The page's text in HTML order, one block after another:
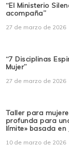
“El Ministerio
acompaña”
27 de marzo de 2026
“7 Disciplinas
Mujer”
27 de marzo de 2026
Taller para
profunda para
límite» basada en
10 de marzo de 2026